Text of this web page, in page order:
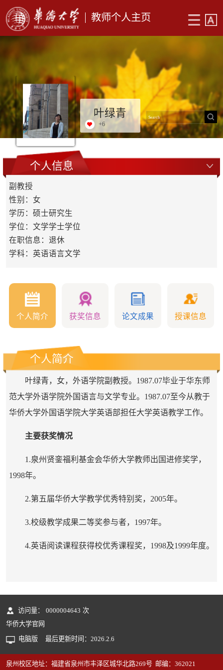
教师个人主页
叶绿青
+6
个人信息
副教授
性别：女
学历：硕士研究生
学位：文学学士学位
在职信息：退休
学科：英语语言文学
个人简介 获奖信息 论文成果 授课信息
个人简介
叶绿青，女，外语学院副教授。1987.07毕业于华东师
范大学外语学院外国语言与文学专业。1987.07至今从教于
华侨大学外国语学院大学英语部担任大学英语教学工作。
主要获奖情况
1.泉州贤銮福利基金会华侨大学教师出国进修奖学，
1998年。
2.第五届华侨大学教学优秀特别奖，2005年。
3.校级教学成果二等奖参与者，1997年。
4.英语阅读课程获得校优秀课程奖，1998及1999年度。
访问量： 0000004643 次
华侨大学官网
电脑版
最后更新时间： 2026 2 6
泉州校区地址：福建省泉州市丰泽区城华北路269号 邮编：362021